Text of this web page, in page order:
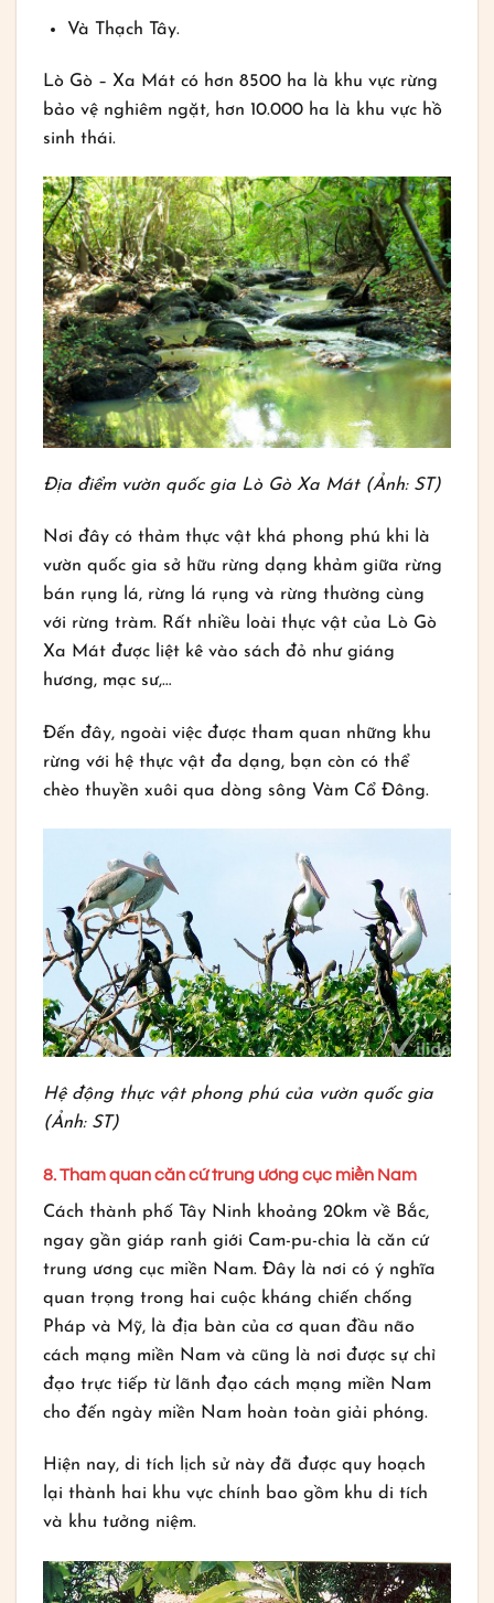
Và Thạch Tây.
Lò Gò – Xa Mát có hơn 8500 ha là khu vực rừng
bảo vệ nghiêm ngặt, hơn 10.000 ha là khu vực hồ
sinh thái.
Địa điểm vườn quốc gia Lò Gò Xa Mát (Ảnh: ST)
Nơi đây có thảm thực vật khá phong phú khi là
vườn quốc gia sở hữu rừng dạng khảm giữa rừng
bán rụng lá, rừng lá rụng và rừng thường cùng
với rừng tràm. Rất nhiều loài thực vật của Lò Gò
Xa Mát được liệt kê vào sách đỏ như giáng
hương, mạc sư,…
Đến đây, ngoài việc được tham quan những khu
rừng với hệ thực vật đa dạng, bạn còn có thể
chèo thuyền xuôi qua dòng sông Vàm Cổ Đông.
Hệ động thực vật phong phú của vườn quốc gia
(Ảnh: ST)
8. Tham quan căn cứ trung ương cục miền Nam
Cách thành phố Tây Ninh khoảng 20km về Bắc,
ngay gần giáp ranh giới Cam-pu-chia là căn cứ
trung ương cục miền Nam. Đây là nơi có ý nghĩa
quan trọng trong hai cuộc kháng chiến chống
Pháp và Mỹ, là địa bàn của cơ quan đầu não
cách mạng miền Nam và cũng là nơi được sự chỉ
đạo trực tiếp từ lãnh đạo cách mạng miền Nam
cho đến ngày miền Nam hoàn toàn giải phóng.
Hiện nay, di tích lịch sử này đã được quy hoạch
lại thành hai khu vực chính bao gồm khu di tích
và khu tưởng niệm.